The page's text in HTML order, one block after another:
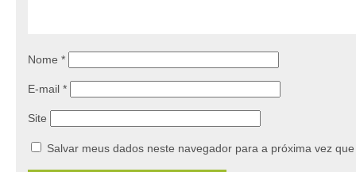
Nome *
E-mail *
Site
Salvar meus dados neste navegador para a próxima vez